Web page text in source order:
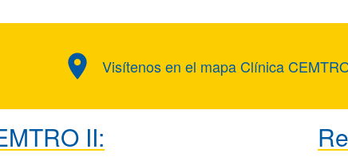
place Visítenos en el mapa Clínica
II: